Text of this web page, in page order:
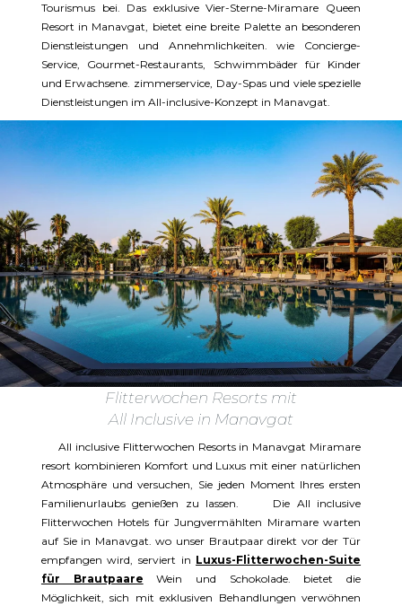
Tourismus bei. Das exklusive Vier-Sterne-Miramare Queen
Resort in Manavgat, bietet eine breite Palette an besonderen
Dienstleistungen und Annehmlichkeiten. wie Concierge-
Service, Gourmet-Restaurants, Schwimmbäder für Kinder
und Erwachsene. zimmerservice, Day-Spas und viele spezielle
Dienstleistungen im All-inclusive-Konzept in Manavgat.
Flitterwochen Resorts mit
All Inclusive in Manavgat
All inclusive Flitterwochen Resorts in Manavgat Miramare
resort kombinieren Komfort und Luxus mit einer natürlichen
Atmosphäre und versuchen, Sie jeden Moment Ihres ersten
Familienurlaubs genießen zu lassen. Die All inclusive
Flitterwochen Hotels für Jungvermählten Miramare warten
auf Sie in Manavgat. wo unser Brautpaar direkt vor der Tür
empfangen wird, serviert in Luxus-Flitterwochen-Suite
für Brautpaare Wein und Schokolade. bietet die
Möglichkeit, sich mit exklusiven Behandlungen verwöhnen